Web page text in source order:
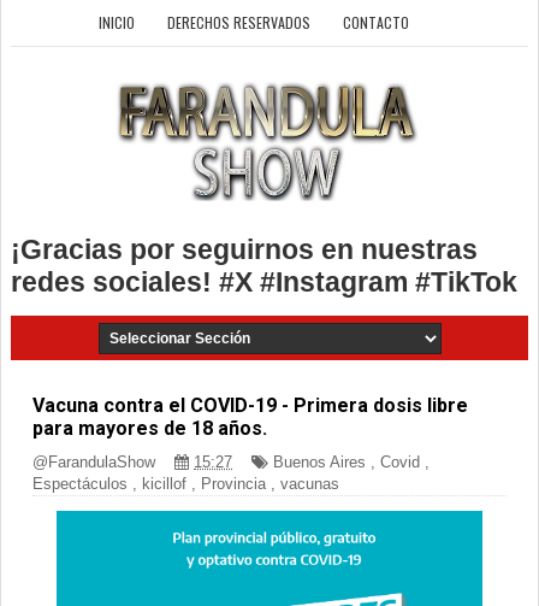
INICIO DERECHOS RESERVADOS CONTACTO
¡Gracias por seguirnos en nuestras
redes sociales! #X #Instagram #TikTok
Vacuna contra el COVID-19 - Primera dosis libre
para mayores de 18 años.
@FarandulaShow 15:27 Buenos Aires Covid
Espectáculos
kicillof Provincia vacunas